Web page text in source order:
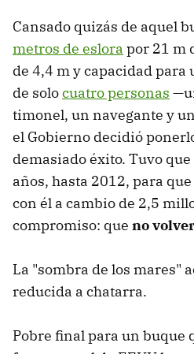
Cansado quizás de aquel
metros de eslora por 21 m
de 4,4 m y capacidad
de solocuatro personas
timonel, un navegante y
el Gobierno decidió
demasiado éxito. Tuvo
años, hasta 2012, para
con él a cambio de 2,5
compromiso: que no
La "sombra de los mares"
reducida a chatarra.
Pobre final para un buque